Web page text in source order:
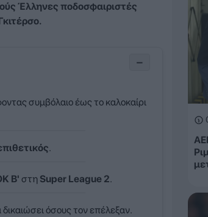
Έλληνες ποδοσφαιριστές
−
συμβόλαιο έως το καλοκαίρι
.
Β' στη Super League 2.
δικαιώσει όσους τον επέλεξαν.